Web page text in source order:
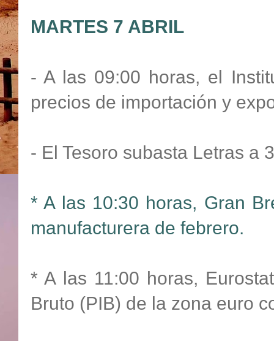
MARTES 7 ABRIL
- A las 09:00 horas, el
precios de importación y
- El Tesoro subasta Letras a
* A las 10:30 horas, Gran
manufacturera de febrero.
* A las 11:00 horas,
Bruto (PIB) de la zona euro